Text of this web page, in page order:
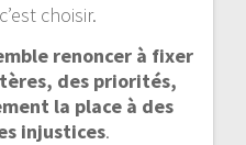
choisir.
renoncer à fixer
des priorités,
la place à des
injustices.